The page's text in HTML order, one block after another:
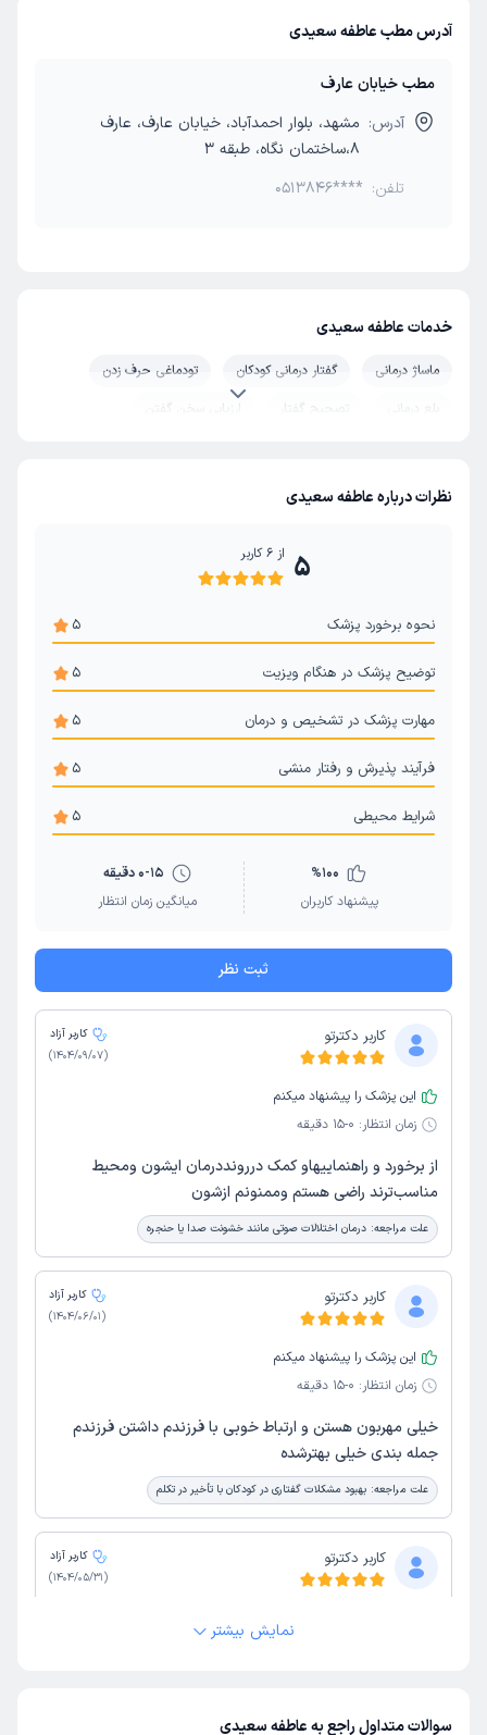
آدرس مطب عاطفه سعیدی
مطب خیابان عارف
آدرس: مشهد، بلوار احمدآباد، خیابان عارف، عارف
8،ساختمان نگاه، طبقه 3
تلفن: 0513846****
خدمات عاطفه سعیدی
ماساژ درمانی گفتار درمانی کودکان
تودماغی حرف زدن
بلع درمانی
تصحیح گفتار
ارزیابی سخن گفتن
نظرات درباره عاطفه سعیدی
5 از 6کاربر
نحوه برخورد پزشک 5
توضیح پزشک در هنگام ویزیت 5
مهارت پزشک در تشخیص و درمان 5
فرآیند پذیرش و رفتار منشی 5
شرایط محیطی 5
%100
پیشنهاد کاربران
0-15 دقیقه
میانگین زمان انتظار
ثبت نظر
کاربر دکترتو
کاربر آزاد
(
1404/09/07
)
این پزشک را پیشنهاد میکنم
زمان انتظار: 0-15 دقیقه
از برخورد و راهنماییهاو کمک دررونددرمان ایشون ومحیط
مناسب‌ترند راضی هستم وممنونم ازشون
علت مراجعه: درمان اختلالات صوتی مانند خشونت صدا یا حنجره
کاربر دکترتو
کاربر آزاد
(
1404/06/01
)
این پزشک را پیشنهاد میکنم
زمان انتظار: 0-15 دقیقه
خیلی مهربون هستن و ارتباط خوبی با فرزندم داشتن فرزندم
جمله بندی خیلی بهترشده
علت مراجعه: بهبود مشکلات گفتاری در کودکان با تأخیر در تکلم
کاربر دکترتو
کاربر آزاد
(
1404/05/31
)
الان وضوح خیلی خوب شده ممنون ازشون
نمایش بیشتر
سوالات متداول راجع به عاطفه سعیدی